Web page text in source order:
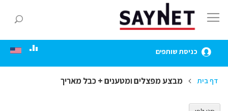
to
Content
כניסת שותפים
דף בית מבצע מפצלים ומטענים + כבל מאריך